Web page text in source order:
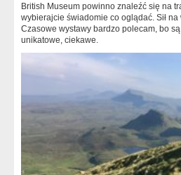
British Museum powinno znaleźć się na
wybierajcie świadomie co oglądać. Sił na
Czasowe wystawy bardzo polecam, bo
unikatowe, ciekawe.